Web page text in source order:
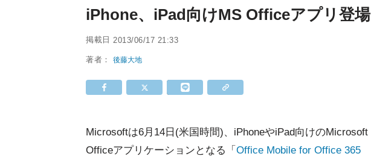
iPhone、iPad向けMS Officeアプリ登場
掲載日 2013/06/17 21:33
著者：後藤大地
Microsoftは6月14日(米国時間)、iPhoneやiPad向けのMicrosoft
Officeアプリケーションとなる「 Office Mobile for Office 365